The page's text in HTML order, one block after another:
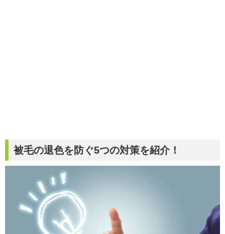
被毛の退色を防ぐ5つの対策を紹介！